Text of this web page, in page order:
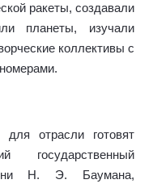
ракеты, создавали
планеты, изучали
коллективы с
отрасли готовят
государственный
Н. Э. Баумана,